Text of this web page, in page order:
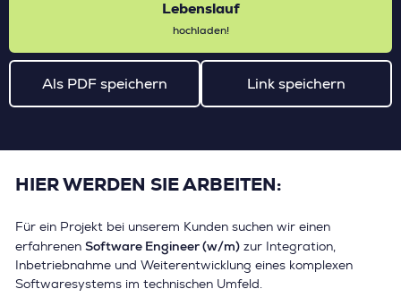
Lebenslauf
hochladen!
Als PDF speichern Link speichern
HIER WERDEN SIE ARBEITEN:
Für ein Projekt bei unserem Kunden suchen wir einen
erfahrenen Software Engineer (w/m) zur Integration,
Inbetriebnahme und Weiterentwicklung eines komplexen
Softwaresystems im technischen Umfeld.